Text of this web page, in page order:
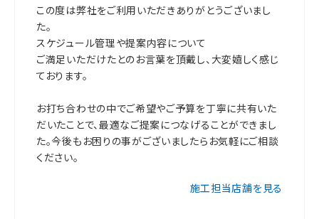
この度は弊社をご利用いただきありがとうございまし
た。
スケジュール管理や提案内容について
ご満足いただけたとのお言葉を頂戴し、大変嬉しく感じ
ております。
お打ち合わせの中でご希望やご予算を丁寧に共有いた
だいたことで、最適なご提案につなげることができまし
た。今後もお困りの事がございましたらお気軽にご相談
ください。
施工担当店舗を見る